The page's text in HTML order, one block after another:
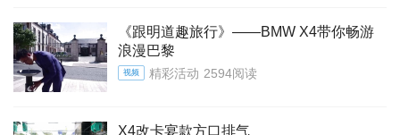
《跟明道趣旅行》——BMW X4带你畅游
浪漫巴黎
视频 精彩活动 2594阅读
X4改卡宴款方口排气